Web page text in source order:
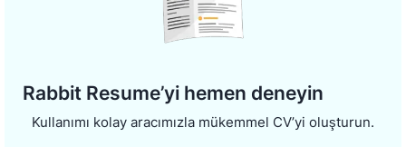
Rabbit Resume’yi hemen deneyin
Kullanımı kolay aracımızla mükemmel CV’yi oluşturun.